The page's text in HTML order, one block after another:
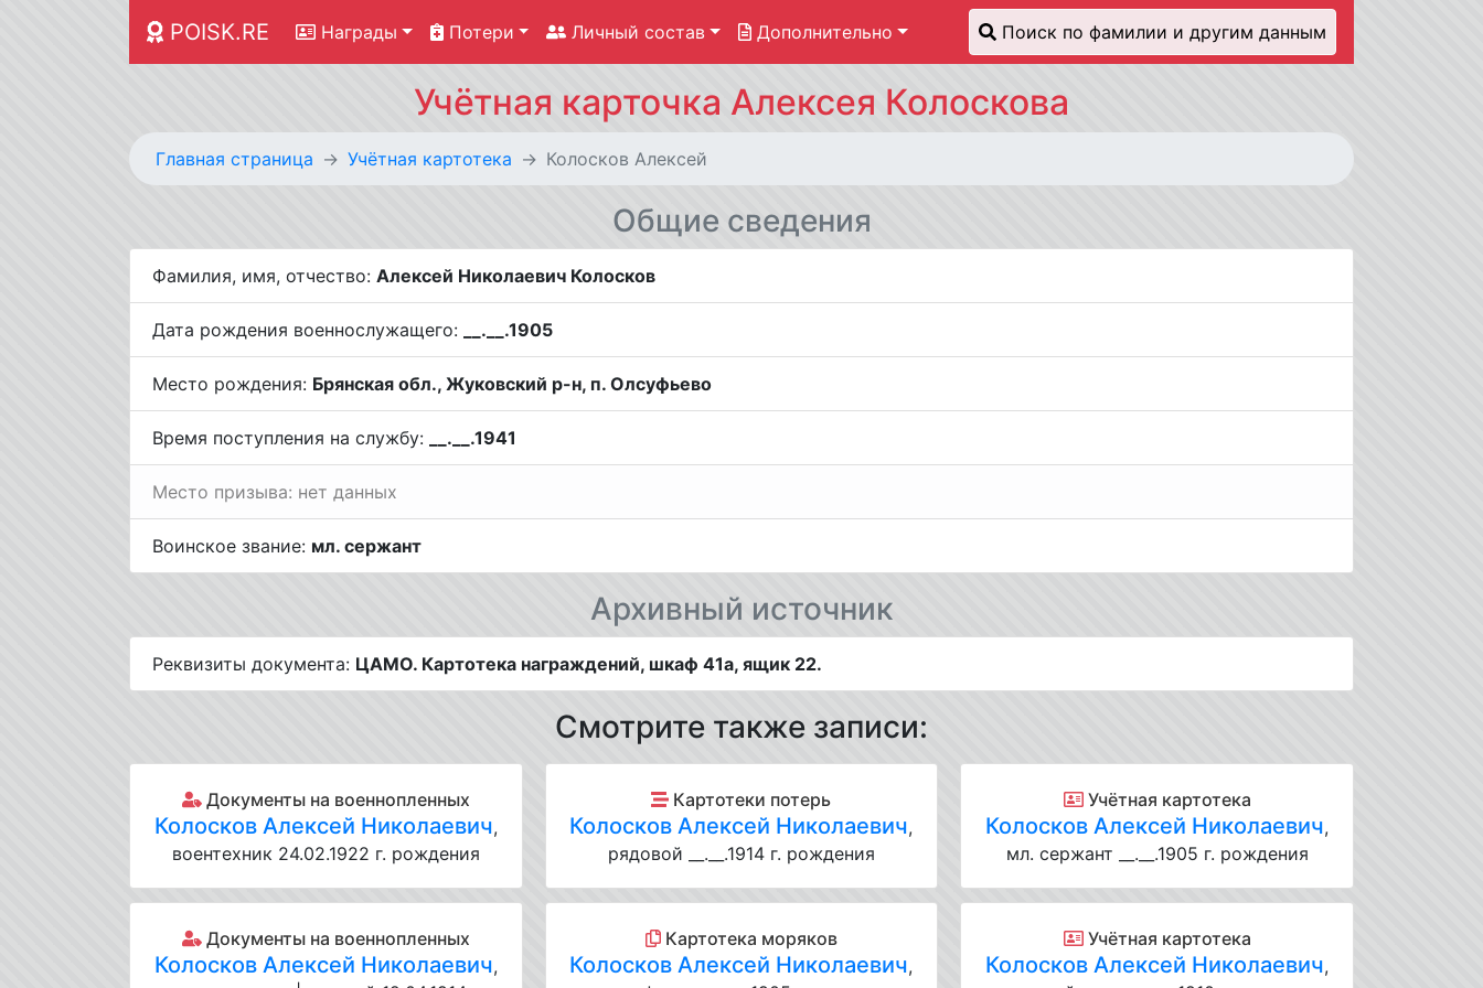
POISK.RE Награды Потери Личный состав Дополнительно Поиск по фамилии и другим данным
Учётная карточка Алексея Колоскова
Главная страница Учётная картотека Колосков Алексей
Общие сведения
Фамилия, имя, отчество: Алексей Николаевич Колосков
Дата рождения военнослужащего: __.__.1905
Место рождения: Брянская обл., Жуковский р-н, п. Олсуфьево
Время поступления на службу: __.__.1941
Место призыва: нет данных
Воинское звание: мл. сержант
Архивный источник
Реквизиты документа: ЦАМО. Картотека награждений, шкаф 41а, ящик 22.
Смотрите также записи:
Документы на военнопленных
Колосков Алексей Николаевич,
воентехник 24.02.1922 г. рождения
Документы на военнопленных
Колосков Алексей Николаевич,
Картотеки потерь
Колосков Алексей Николаевич,
рядовой __.__.1914 г. рождения
Картотека моряков
Колосков Алексей Николаевич,
Учётная картотека
Колосков Алексей Николаевич,
мл. сержант __.__.1905 г. рождения
Учётная картотека
Колосков Алексей Николаевич,